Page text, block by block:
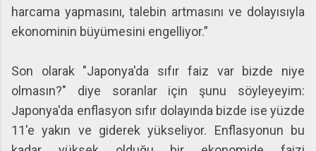
harcama yapmasını, talebin artmasını ve dolayısıyla
ekonominin büyümesini engelliyor.”
Son olarak "Japonya'da sıfır faiz var bizde niye
olmasın?" diye soranlar için şunu söyleyeyim:
Japonya'da enflasyon sıfır dolayında bizde ise yüzde
11'e yakın ve giderek yükseliyor. Enflasyonun bu